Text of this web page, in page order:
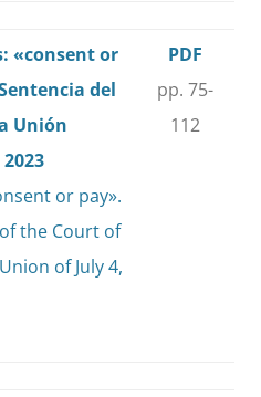
«consent or
del
Unión
or pay».
the Court of
of July 4,
PDF
pp. 75-
112